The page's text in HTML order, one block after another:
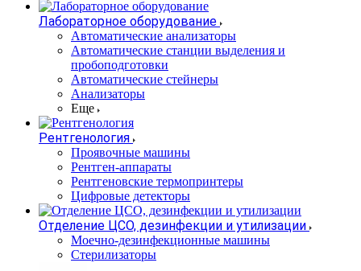
Лабораторное оборудование
Автоматические анализаторы
Автоматические станции выделения и
пробоподготовки
Автоматические стейнеры
Анализаторы
Еще
Рентгенология
Проявочные машины
Рентген-аппараты
Рентгеновские термопринтеры
Цифровые детекторы
Отделение ЦСО, дезинфекции и утилизации
Моечно-дезинфекционные машины
Стерилизаторы